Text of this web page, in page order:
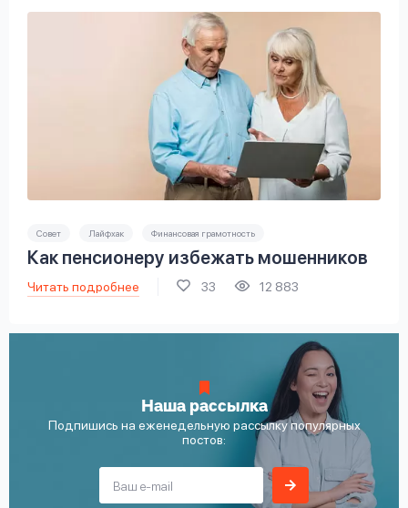
Совет Лайфхак Финансовая грамотность
Как пенсионеру избежать мошенников
Читать подробнее 33 12 883
Наша рассылка
Подпишись на еженедельную рассылку популярных
постов: